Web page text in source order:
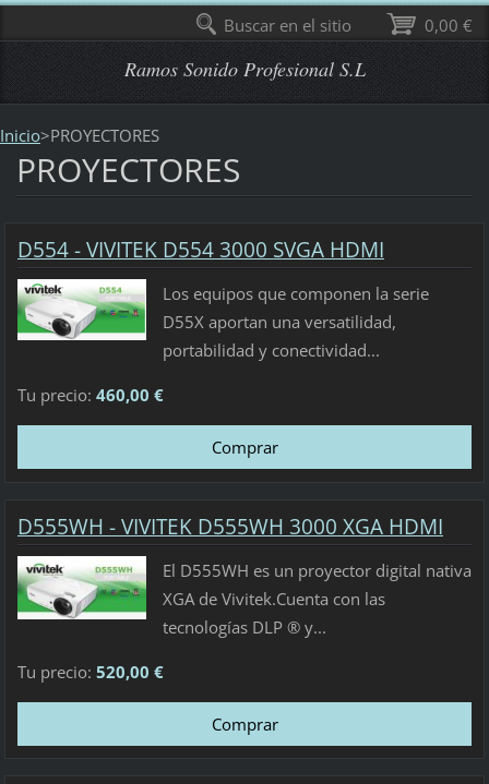
Ramos Sonido Profesional S.L
Inicio>PROYECTORES
PROYECTORES
D554 - VIVITEK D554 3000 SVGA HDMI
Los equipos que componen la serie
D55X aportan una versatilidad,
portabilidad y conectividad...
Tu precio: 460,00 €
D555WH - VIVITEK D555WH 3000 XGA HDMI
El D555WH es un proyector digital nativa
XGA de Vivitek.Cuenta con las
tecnologías DLP ® y...
Tu precio: 520,00 €
0,00 €
Buscar en el sitio